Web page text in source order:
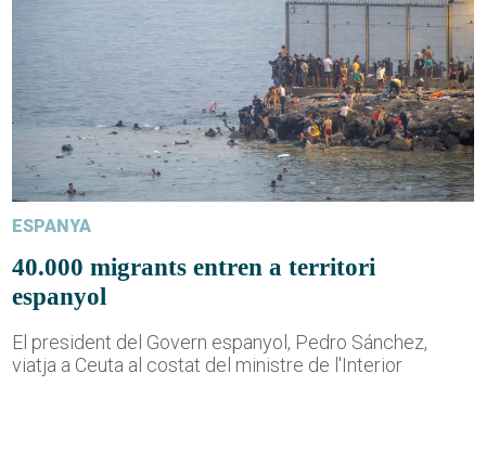
ESPANYA
40.000 migrants entren a territori
espanyol
El president del Govern espanyol, Pedro Sánchez,
viatja a Ceuta al costat del ministre de l'Interior